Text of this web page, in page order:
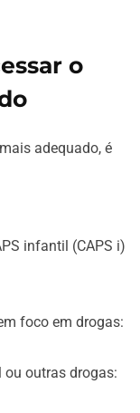
o
adequado, é
infantil (CAPS i)
foco em drogas:
outras drogas: